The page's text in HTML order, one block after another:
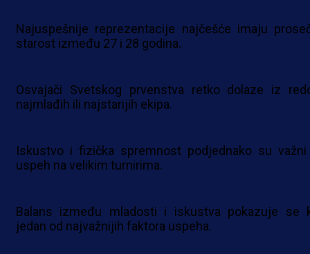
Najuspešnije reprezentacije najčešće imaju
starost između 27 i 28 godina.
Osvajači Svetskog prvenstva retko dolaze iz
najmlađih ili najstarijih ekipa.
Iskustvo i fizička spremnost podjednako su
uspeh na velikim turnirima.
Balans između mladosti i iskustva pokazuje se
jedan od najvažnijih faktora uspeha.